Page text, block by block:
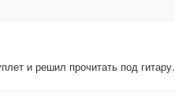
и решил прочитать под гитару.